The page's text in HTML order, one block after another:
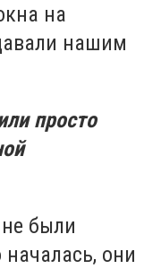
на
нашим
просто
были
они